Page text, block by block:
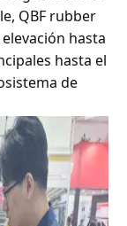
QBF rubber
hasta
hasta el
de